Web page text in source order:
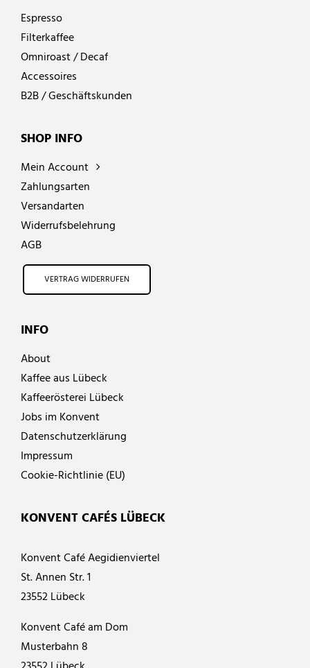
Espresso
Filterkaffee
Omniroast / Decaf
Accessoires
B2B / Geschäftskunden
SHOP INFO
Mein Account
Zahlungsarten
Versandarten
Widerrufsbelehrung
AGB
VERTRAG WIDERRUFEN
INFO
About
Kaffee aus Lübeck
Kaffeerösterei Lübeck
Jobs im Konvent
Datenschutzerklärung
Impressum
Cookie-Richtlinie (EU)
KONVENT CAFÉS LÜBECK
Konvent Café Aegidienviertel
St. Annen Str. 1
23552 Lübeck
Konvent Café am Dom
Musterbahn 8